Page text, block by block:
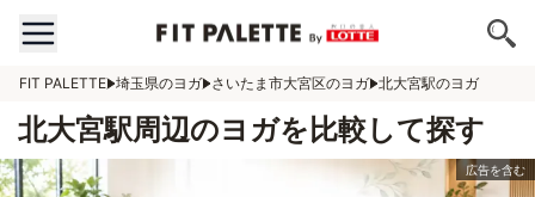
FIT PALETTE 埼玉県のヨガ さいたま市大宮区のヨガ 北大宮駅のヨガ
北大宮駅周辺のヨガを比較して探す